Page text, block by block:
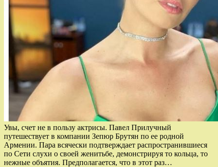
Увы, счет не в пользу актрисы. Павел Прилучный
путешествует в компании Зепюр Брутян по ее родной
Армении. Пара всячески подтверждает распространившиеся
по Сети слухи о своей женитьбе, демонстрируя то кольца, то
нежные объятия. Предполагается, что в этот раз…